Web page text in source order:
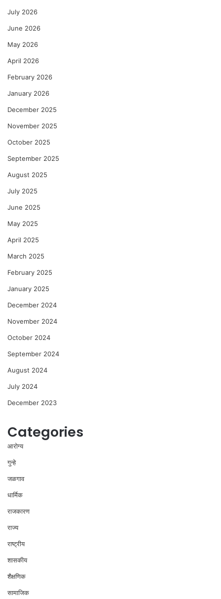
July 2026
June 2026
May 2026
April 2026
February 2026
January 2026
December 2025
November 2025
October 2025
September 2025
August 2025
July 2025
June 2025
May 2025
April 2025
March 2025
February 2025
January 2025
December 2024
November 2024
October 2024
September 2024
August 2024
July 2024
December 2023
Categories
आरोग्य
गुन्हे
जळगाव
धार्मिक
राजकारण
राज्य
राष्ट्रीय
शासकीय
शैक्षणिक
सामाजिक